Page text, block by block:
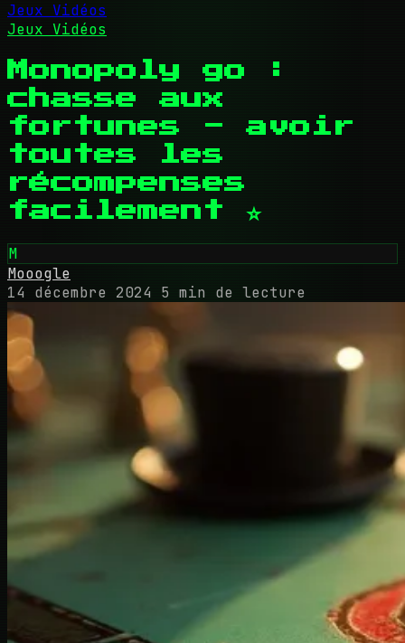
Jeux Vidéos
Jeux Vidéos
Monopoly go :
chasse aux
fortunes - avoir
toutes les
récompenses
facilement ⭐
M
Mooogle
14 décembre 2024
5 min de lecture